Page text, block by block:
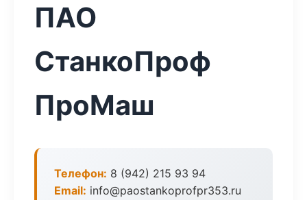
ПАО
СтанкоПроф
ПроМаш
Телефон: 8 (942) 215 93 94
Email: info@paostankoprofpr353.ru